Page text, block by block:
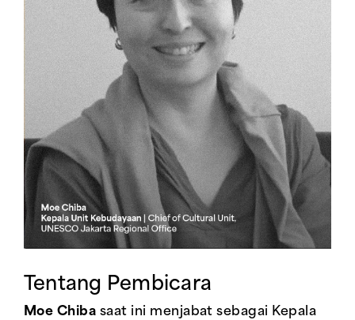
Tentang Pembicara
Moe Chiba saat ini menjabat sebagai Kepala